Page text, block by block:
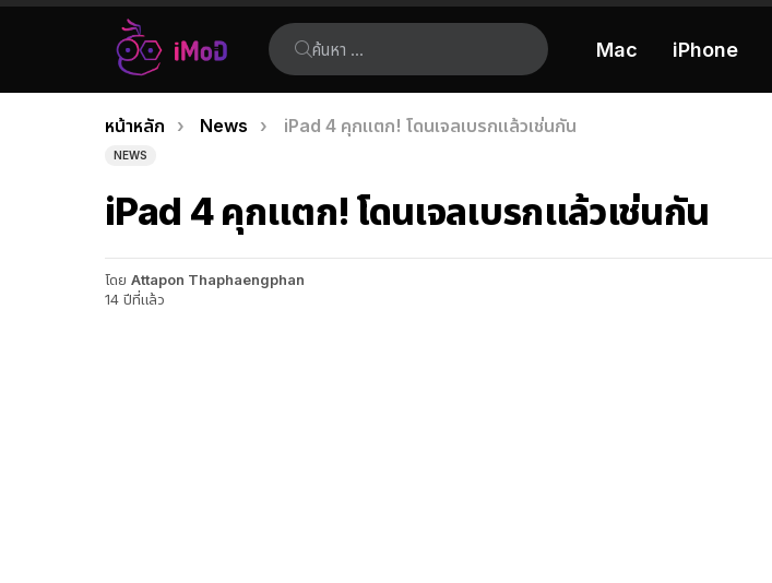
ค้นหา:
Mac iPhone
เรื่อง
ล่าสุด
คุณอยู่ที่นี่:
หน้าหลัก News iPad 4 คุกแตก! โดนเจลเบรกแล้วเช่นกัน
NEWS
iPad 4 คุกแตก! โดนเจลเบรกแล้วเช่นกัน
โดย Attapon Thaphaengphan
14 ปีที่แล้ว